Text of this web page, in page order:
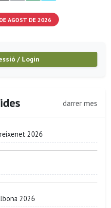
AGOST DE 2026
/ Login
darrer mes
2026
2026